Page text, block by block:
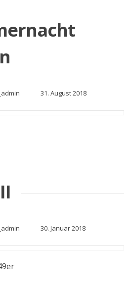
31. August 2018
30. Januar 2018